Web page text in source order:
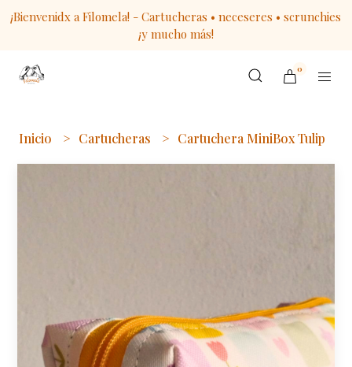
¡Bienvenidx a Filomela! - Cartucheras • neceseres • scrunchies
¡y mucho más!
0
Inicio Cartucheras Cartuchera MiniBox Tulip